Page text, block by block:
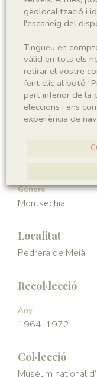
MNHN 17907
Regne
Plantae
Subphyllum
Angiospermae
Génere
Montsechia
Localitat
Pedrera de Meià
Recol·lecció
Any
1964-1972
Col·lecció
Muséum national
geolocalització i
l'escaneig del
Tingueu en
vàlid en tots els
retirar el vostre
fent clic al botó
part inferior de la
eleccions i ens
experiència de